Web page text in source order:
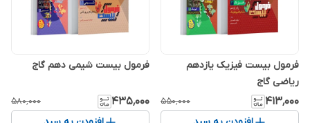
فرمول بیست فیزیک یازدهم
ریاضی گاج
۴۱۳٬۰۰۰ ۵۵۰٬۰۰۰
فرمول بیست شیمی دهم گاج
۴۳۵٬۰۰۰ ۵۸۰٬۰۰۰